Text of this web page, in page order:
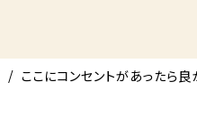
ここにコンセントがあったら